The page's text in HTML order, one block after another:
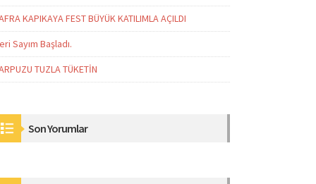
KAPIKAYA FEST BÜYÜK KATILIMLA AÇILDI
Sayım Başladı.
TUZLA TÜKETİN
Son Yorumlar